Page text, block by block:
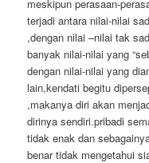
meskipun perasaan-
terjadi antara nilai-nilai
,dengan nilai –nilai tak
banyak nilai-nilai yang
dengan nilai-nilai yang
lain,kendati begitu
,makanya diri akan
dirinya sendiri.pribadi
tidak enak dan
benar tidak mengetahui